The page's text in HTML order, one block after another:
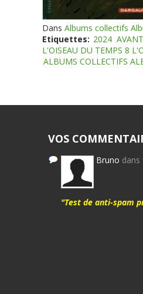
Dans Albums collectifs
Etiquettes: 2024
L'OISEAU DU TEMPS 8
ALBUMS COLLECTIFS
VOS
Bruno dans
"Test de anti-spam